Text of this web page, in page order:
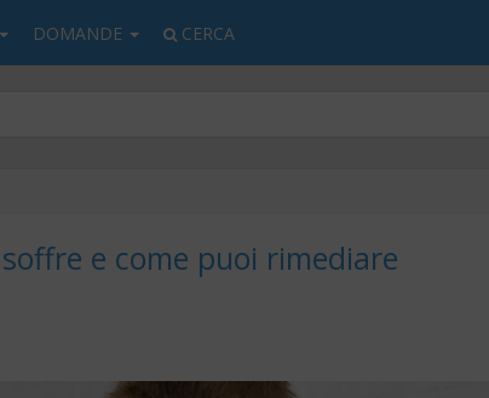
DOMANDE CERCA
e come puoi rimediare